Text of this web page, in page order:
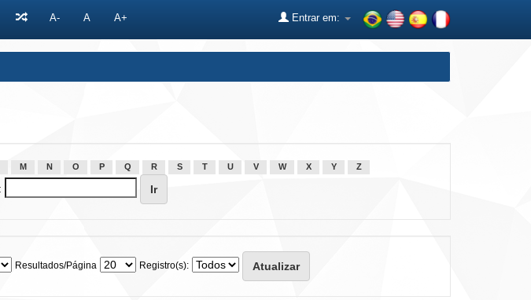
A- A A+ Entrar em:
M N O P Q R S T U V W X Y Z
Resultados/Página Registro(s):